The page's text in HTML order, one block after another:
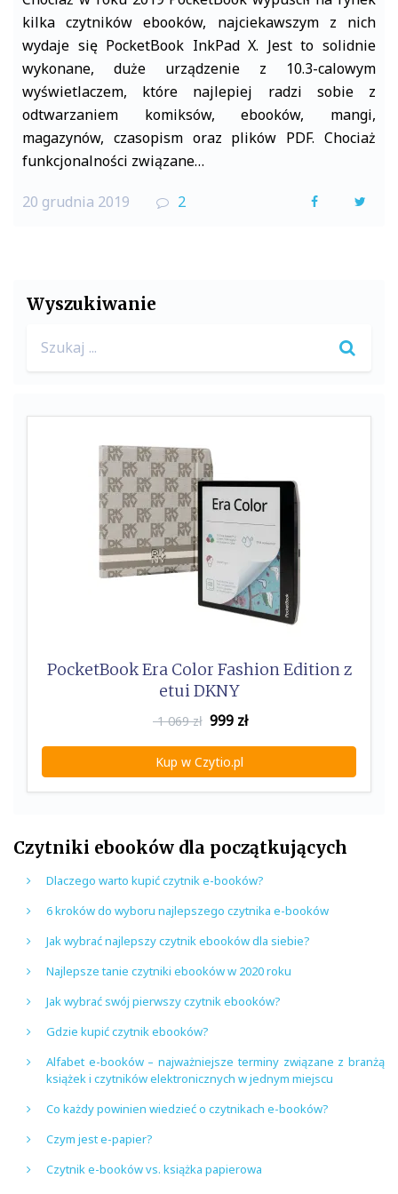
kilka czytników ebooków, najciekawszym z nich
wydaje się PocketBook InkPad X. Jest to solidnie
wykonane, duże urządzenie z 10.3-calowym
wyświetlaczem, które najlepiej radzi sobie z
odtwarzaniem komiksów, ebooków, mangi,
magazynów, czasopism oraz plików PDF. Chociaż
funkcjonalności związane…
20 grudnia 2019 2
F
k
Wyszukiwanie
for:
PocketBook Era Color Fashion Edition z
etui DKNY
1 069 zł 999 zł
Kup w Czytio.pl
Czytniki ebooków dla początkujących
Dlaczego warto kupić czytnik e-booków?
6 kroków do wyboru najlepszego czytnika e-booków
Jak wybrać najlepszy czytnik ebooków dla siebie?
Najlepsze tanie czytniki ebooków w 2020 roku
Jak wybrać swój pierwszy czytnik ebooków?
Gdzie kupić czytnik ebooków?
Alfabet e-booków – najważniejsze terminy związane z branżą
książek i czytników elektronicznych w jednym miejscu
Co każdy powinien wiedzieć o czytnikach e-booków?
Czym jest e-papier?
Czytnik e-booków vs. książka papierowa